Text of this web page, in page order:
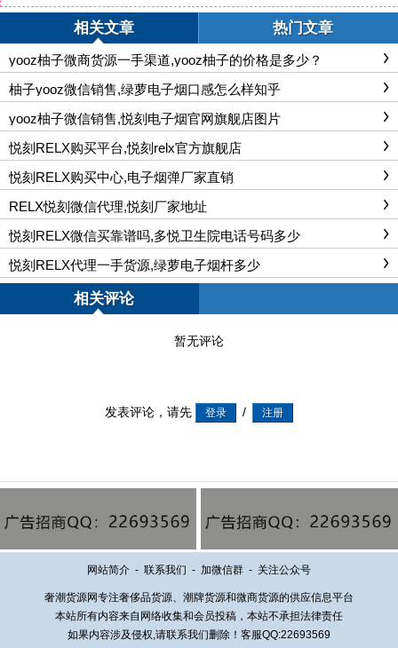
相关文章 热门文章
yooz柚子微商货源一手渠道,yooz柚子的价格是多少？
柚子yooz微信销售,绿萝电子烟口感怎么样知乎
yooz柚子微信销售,悦刻电子烟官网旗舰店图片
悦刻RELX购买平台,悦刻relx官方旗舰店
悦刻RELX购买中心,电子烟弹厂家直销
RELX悦刻微信代理,悦刻厂家地址
悦刻RELX微信买靠谱吗,多悦卫生院电话号码多少
悦刻RELX代理一手货源,绿萝电子烟杆多少
相关评论
暂无评论
发表评论，请先 /
网站简介 - 联系我们 - 加微信群 - 关注公众号
奢潮货源网专注奢侈品货源、潮牌货源和微商货源的供应信息平台
本站所有内容来自网络收集和会员投稿，本站不承担法律责任
如果内容涉及侵权,请联系我们删除！客服QQ:22693569